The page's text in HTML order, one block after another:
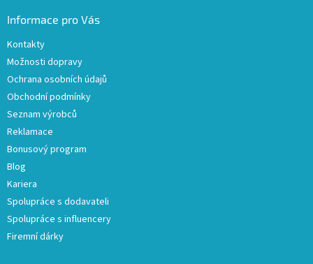
Informace pro Vás
Kontakty
Možnosti dopravy
Ochrana osobních údajů
Obchodní podmínky
Seznam výrobců
Reklamace
Bonusový program
Blog
Kariera
Spolupráce s dodavateli
Spolupráce s influencery
Firemní dárky